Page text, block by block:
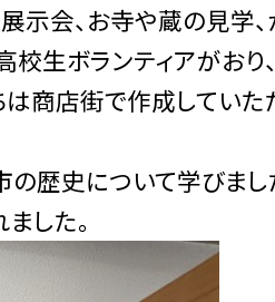
会、お寺や蔵の見学、
校生ボランティアがお
は商店街で作成してい
歴史について学びまし
した。